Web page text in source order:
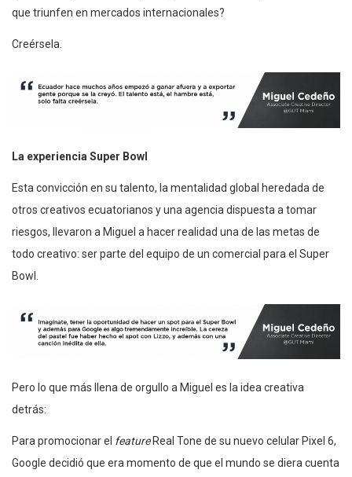
que triunfen en mercados internacionales?
Creérsela.
La experiencia Super Bowl
Esta convicción en su talento, la mentalidad global heredada de
otros creativos ecuatorianos y una agencia dispuesta a tomar
riesgos, llevaron a Miguel a hacer realidad una de las metas de
todo creativo: ser parte del equipo de un comercial para el Super
Bowl.
Pero lo que más llena de orgullo a Miguel es la idea creativa
detrás:
Para promocionar el feature Real Tone de su nuevo celular Pixel 6,
Google decidió que era momento de que el mundo se diera cuenta